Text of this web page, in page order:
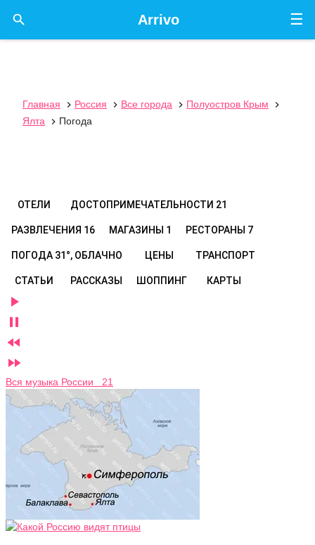
☰
Arrivo

Главная  Россия  Все города  Полуостров Крым

Ялта
 Погода
ОТЕЛИ ДОСТОПРИМЕЧАТЕЛЬНОСТИ 21
РАЗВЛЕЧЕНИЯ 16 МАГАЗИНЫ 1 РЕСТОРАНЫ 7
ПОГОДА 31°, ОБЛАЧНО ЦЕНЫ ТРАНСПОРТ
СТАТЬИ РАССКАЗЫ ШОППИНГ КАРТЫ




Вся музыка России 21